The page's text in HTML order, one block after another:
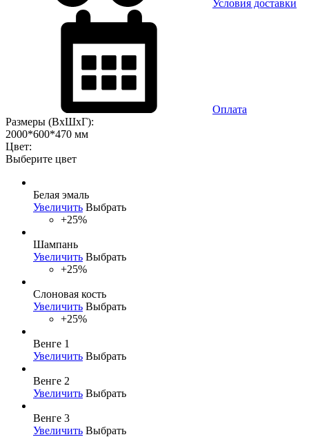
Условия доставки
Оплата
Размеры (ВхШхГ):
2000*600*470 мм
Цвет:
Выберите цвет
Белая эмаль
Увеличить Выбрать
+25%
Шампань
Увеличить Выбрать
+25%
Слоновая кость
Увеличить Выбрать
+25%
Венге 1
Увеличить Выбрать
Венге 2
Увеличить Выбрать
Венге 3
Увеличить Выбрать